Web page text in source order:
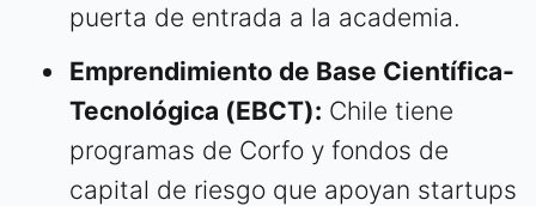
puerta de entrada a la academia.
Emprendimiento de Base Científica-
Tecnológica (EBCT): Chile tiene
programas de Corfo y fondos de
capital de riesgo que apoyan startups